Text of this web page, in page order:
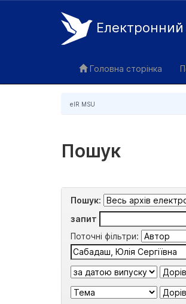
Електронний
Головна сторінка
eIR MSU
Пошук
Пошук:
запит
Поточні фільтри: